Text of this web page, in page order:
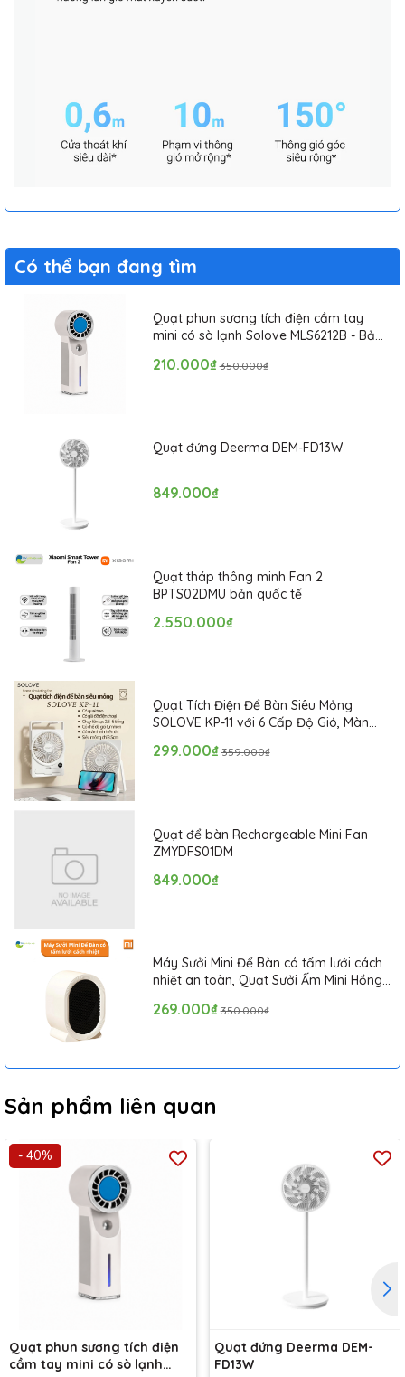
Có thể bạn đang tìm
Quạt phun sương tích điện cầm tay
mini có sò lạnh Solove MLS6212B - Bảo
210.000₫ 350.000₫
Quạt đứng Deerma DEM-FD13W
849.000₫
Quạt tháp thông minh Fan 2
BPTS02DMU bản quốc tế
2.550.000₫
Quạt Tích Điện Để Bàn Siêu Mỏng
SOLOVE KP-11 với 6 Cấp Độ Gió, Màn
299.000₫ 359.000₫
Quạt để bàn Rechargeable Mini Fan
ZMYDFS01DM
849.000₫
Máy Sưởi Mini Để Bàn có tấm lưới cách
nhiệt an toàn, Quạt Sưởi Ấm Mini Hồng
269.000₫ 350.000₫
Sản phẩm liên quan
- 40%
Quạt phun sương tích điện
cầm tay mini có sò lạnh
Quạt đứng Deerma DEM-
FD13W